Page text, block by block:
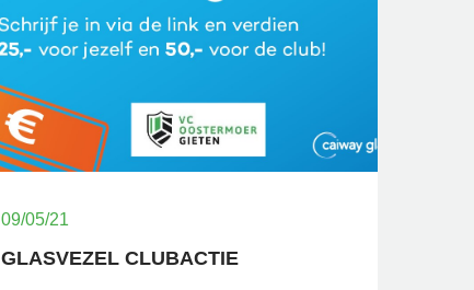
09/05/21
GLASVEZEL CLUBACTIE